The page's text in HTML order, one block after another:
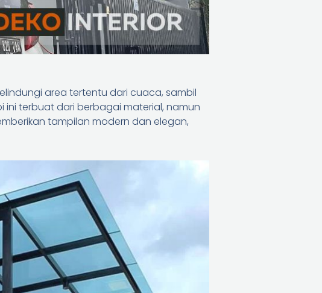
area tertentu dari cuaca, sambil
ini terbuat dari berbagai material, namun
tampilan modern dan elegan,